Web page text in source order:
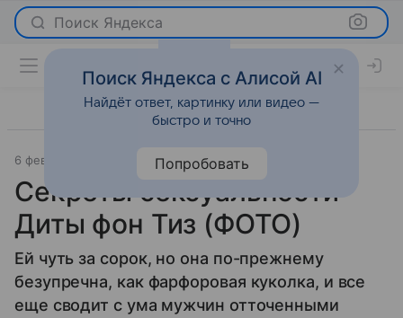
Поиск Яндекса
6 февраля 2013 Отношения
Секреты сексуальности
Диты фон Тиз (ФОТО)
Ей чуть за сорок, но она по-прежнему
безупречна, как фарфоровая куколка, и все
еще сводит с ума мужчин отточенными
Поиск Яндекса с Алисой AI
Найдёт ответ, картинку или видео —
быстро и точно
Попробовать